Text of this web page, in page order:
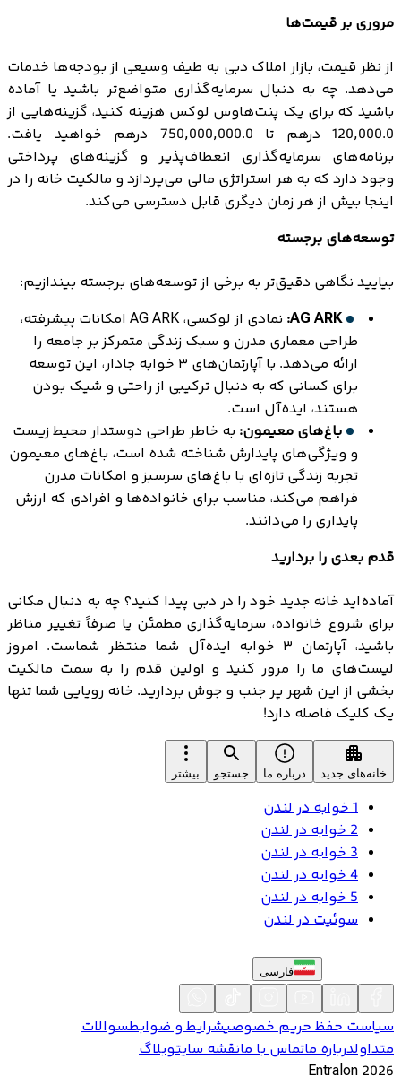
مروری بر قیمت‌ها
از نظر قیمت، بازار املاک دبی به طیف وسیعی از بودجه‌ها خدمات
می‌دهد. چه به دنبال سرمایه‌گذاری متواضع‌تر باشید یا آماده
باشید که برای یک پنت‌هاوس لوکس هزینه کنید، گزینه‌هایی از
120,000.0 درهم تا 750,000,000.0 درهم خواهید یافت.
برنامه‌های سرمایه‌گذاری انعطاف‌پذیر و گزینه‌های پرداختی
وجود دارد که به هر استراتژی مالی می‌پردازد و مالکیت خانه را در
اینجا بیش از هر زمان دیگری قابل دسترسی می‌کند.
توسعه‌های برجسته
بیایید نگاهی دقیق‌تر به برخی از توسعه‌های برجسته بیندازیم:
AG ARK:
نمادی از لوکسی، AG ARK امکانات پیشرفته،
طراحی معماری مدرن و سبک زندگی متمرکز بر جامعه را
ارائه می‌دهد. با آپارتمان‌های ۳ خوابه جادار، این توسعه
برای کسانی که به دنبال ترکیبی از راحتی و شیک بودن
هستند، ایده‌آل است.
باغ‌های معیمون: به خاطر طراحی دوستدار محیط زیست
و ویژگی‌های پایدارش شناخته شده است، باغ‌های معیمون
تجربه زندگی تازه‌ای با باغ‌های سرسبز و امکانات مدرن
فراهم می‌کند، مناسب برای خانواده‌ها و افرادی که ارزش
پایداری را می‌دانند.
قدم بعدی را بردارید
آماده‌اید خانه جدید خود را در دبی پیدا کنید؟ چه به دنبال مکانی
برای شروع خانواده، سرمایه‌گذاری مطمئن یا صرفاً تغییر مناظر
باشید، آپارتمان ۳ خوابه ایده‌آل شما منتظر شماست. امروز
لیست‌های ما را مرور کنید و اولین قدم را به سمت مالکیت
بخشی از این شهر پر جنب و جوش بردارید. خانه رویایی شما تنها
یک کلیک فاصله دارد!
خانه‌های جدید درباره ما جستجو بیشتر
1 خوابه در لندن
2 خوابه در لندن
3 خوابه در لندن
4 خوابه در لندن
5 خوابه در لندن
سوئیت در لندن
فارسی
سیاست حفظ حریم خصوصیشرایط و ضوابطسوالات
متداولدرباره ماتماس با مانقشه سایتوبلاگ
2026